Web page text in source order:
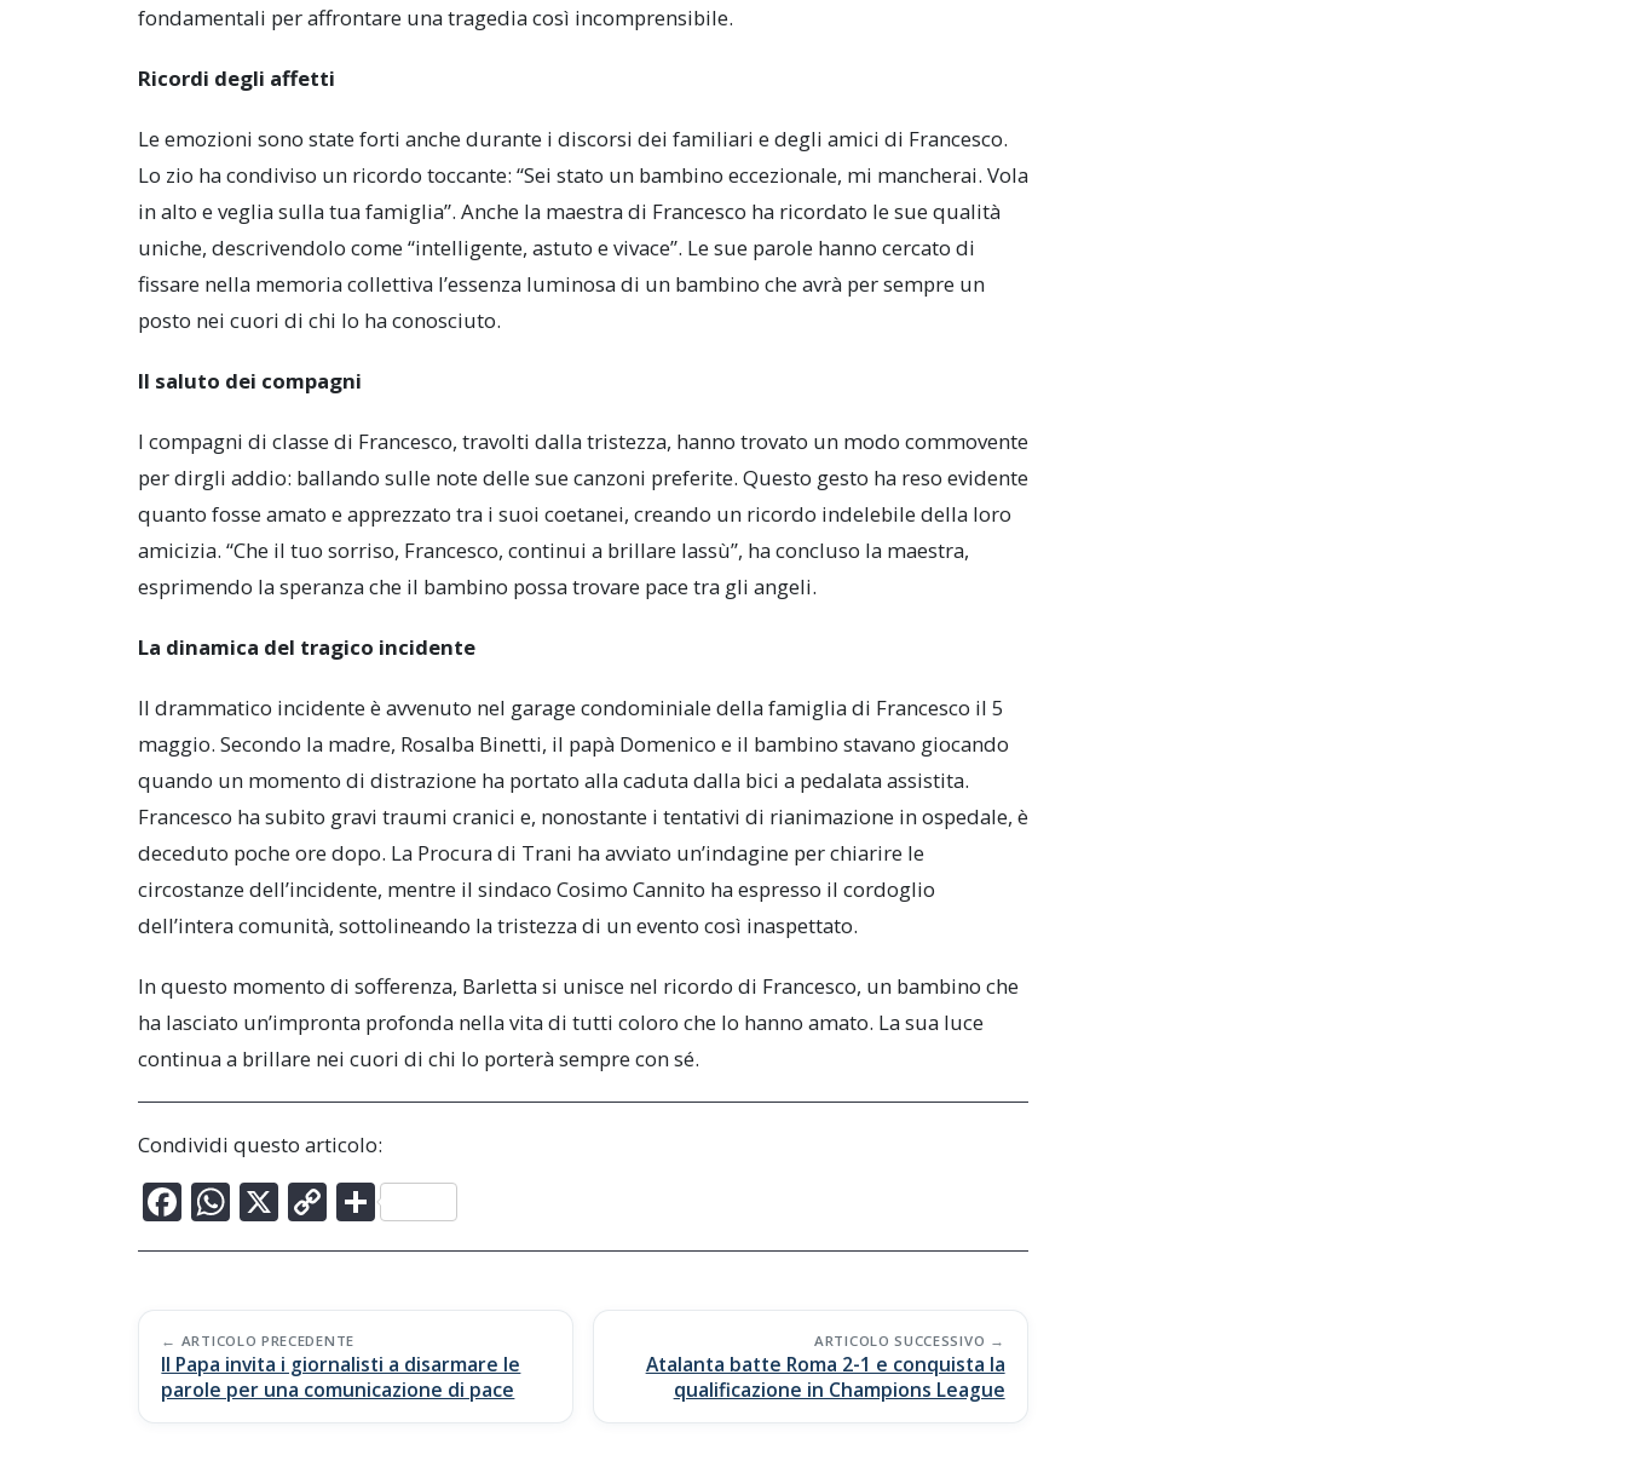
fondamentali per affrontare una tragedia così incomprensibile.
Ricordi degli affetti
Le emozioni sono state forti anche durante i discorsi dei familiari e degli amici di Francesco.
Lo zio ha condiviso un ricordo toccante: “Sei stato un bambino eccezionale, mi mancherai. Vola
in alto e veglia sulla tua famiglia”. Anche la maestra di Francesco ha ricordato le sue qualità
uniche, descrivendolo come “intelligente, astuto e vivace”. Le sue parole hanno cercato di
fissare nella memoria collettiva l’essenza luminosa di un bambino che avrà per sempre un
posto nei cuori di chi lo ha conosciuto.
Il saluto dei compagni
I compagni di classe di Francesco, travolti dalla tristezza, hanno trovato un modo commovente
per dirgli addio: ballando sulle note delle sue canzoni preferite. Questo gesto ha reso evidente
quanto fosse amato e apprezzato tra i suoi coetanei, creando un ricordo indelebile della loro
amicizia. “Che il tuo sorriso, Francesco, continui a brillare lassù”, ha concluso la maestra,
esprimendo la speranza che il bambino possa trovare pace tra gli angeli.
La dinamica del tragico incidente
Il drammatico incidente è avvenuto nel garage condominiale della famiglia di Francesco il 5
maggio. Secondo la madre, Rosalba Binetti, il papà Domenico e il bambino stavano giocando
quando un momento di distrazione ha portato alla caduta dalla bici a pedalata assistita.
Francesco ha subito gravi traumi cranici e, nonostante i tentativi di rianimazione in ospedale, è
deceduto poche ore dopo. La Procura di Trani ha avviato un’indagine per chiarire le
circostanze dell’incidente, mentre il sindaco Cosimo Cannito ha espresso il cordoglio
dell’intera comunità, sottolineando la tristezza di un evento così inaspettato.
In questo momento di sofferenza, Barletta si unisce nel ricordo di Francesco, un bambino che
ha lasciato un’impronta profonda nella vita di tutti coloro che lo hanno amato. La sua luce
continua a brillare nei cuori di chi lo porterà sempre con sé.
Condividi questo articolo:
F
ac
b
o
o
k
W
h
s
A
p
p
X C
o
y
Li
n
k
C
o
di
vi
di
Post
navigation
ARTICOLO PRECEDENTE
Il Papa invita i giornalisti a disarmare le
parole per una comunicazione di pace
ARTICOLO SUCCESSIVO
Atalanta batte Roma 2-1 e conquista la
qualificazione in Champions League